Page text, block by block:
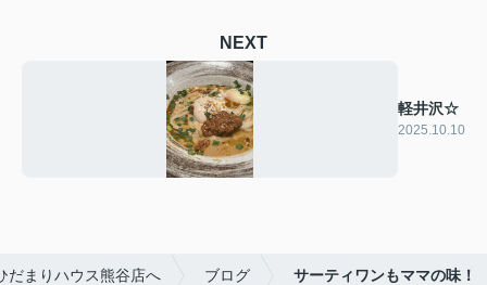
NEXT
軽井沢☆
2025.10.10
だまりハウス熊谷店へ ブログ サーティワンもママの味！